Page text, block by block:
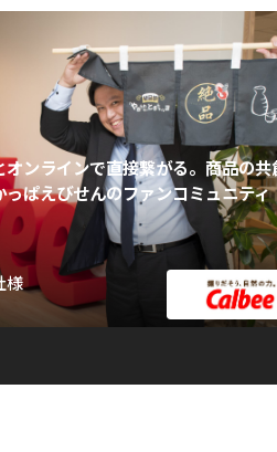
ンラインで直接繋がる。商品の共
ぱえびせんのファンコミュニティ
様